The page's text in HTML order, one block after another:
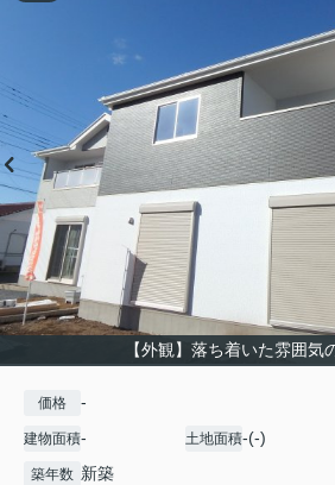
【外観】落ち着いた雰囲気
価格 -
建物面積- 土地面積-(-)
築年数 新築